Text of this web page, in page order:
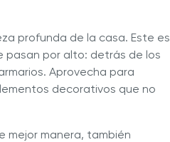
profunda de la casa. Este es
pasan por alto: detrás de los
Aprovecha para
decorativos que no
mejor manera, también